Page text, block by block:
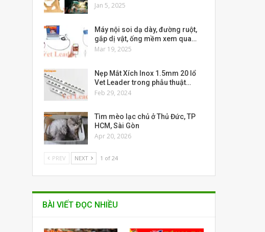
Jan 5, 2025
Máy nội soi dạ dày, đường ruột,
gắp dị vật, ống mềm xem qua…
Mar 19, 2025
Nẹp Mắt Xích Inox 1.5mm 20 lổ
Vet Leader trong phẫu thuật…
Feb 29, 2024
Tìm mèo lạc chủ ở Thủ Đức, TP
HCM, Sài Gòn
Apr 20, 2026
PREV NEXT 1 of 24
BÀI VIẾT ĐỌC NHIỀU